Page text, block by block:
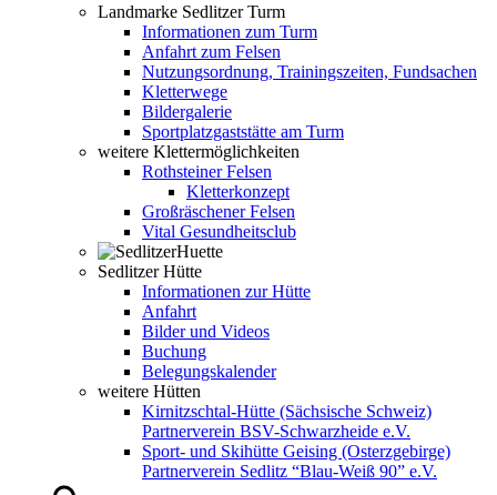
Landmarke Sedlitzer Turm
Informationen zum Turm
Anfahrt zum Felsen
Nutzungsordnung, Trainingszeiten, Fundsachen
Kletterwege
Bildergalerie
Sportplatzgaststätte am Turm
weitere Klettermöglichkeiten
Rothsteiner Felsen
Kletterkonzept
Großräschener Felsen
Vital Gesundheitsclub
Sedlitzer Hütte
Informationen zur Hütte
Anfahrt
Bilder und Videos
Buchung
Belegungskalender
weitere Hütten
Kirnitzschtal-Hütte (Sächsische Schweiz)
Partnerverein BSV-Schwarzheide e.V.
Sport- und Skihütte Geising (Osterzgebirge)
Partnerverein Sedlitz “Blau-Weiß 90” e.V.